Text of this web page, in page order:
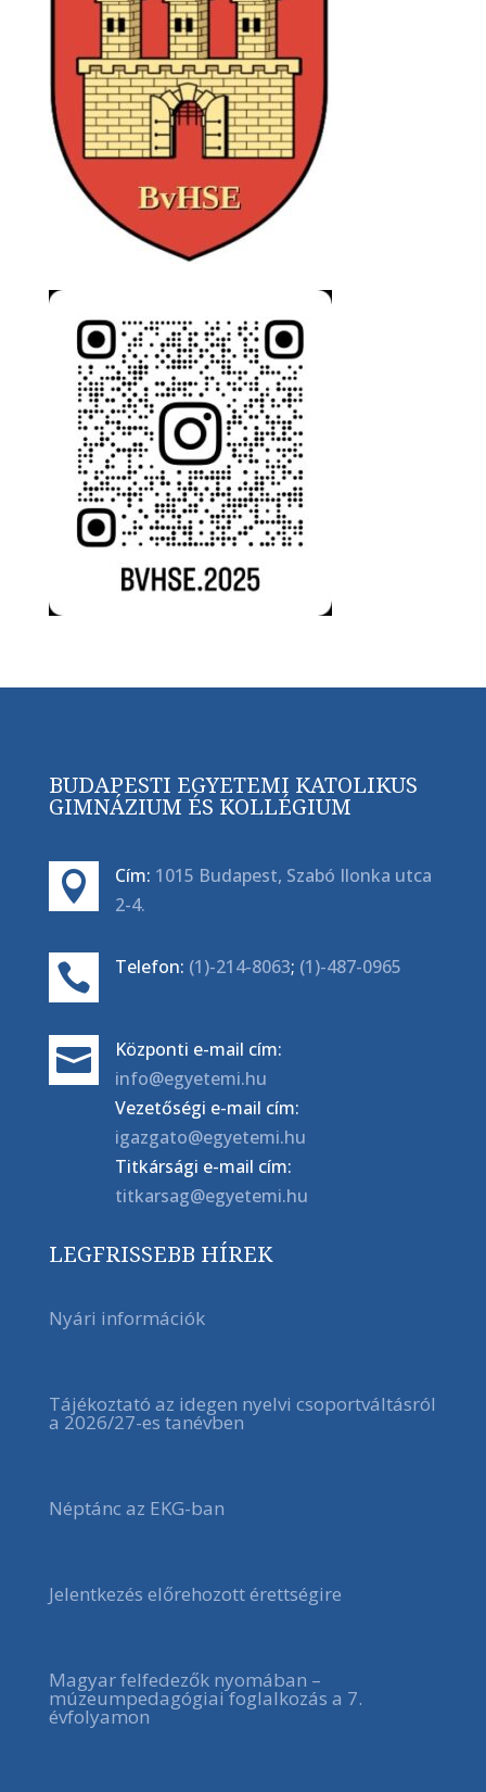
BUDAPESTI EGYETEMI KATOLIKUS
GIMNÁZIUM ÉS KOLLÉGIUM
 Cím: 1015 Budapest, Szabó Ilonka utca
2-4.
 Telefon: (1)-214-8063; (1)-487-0965

Központi e-mail cím:
info@egyetemi.hu
Vezetőségi e-mail cím:
igazgato@egyetemi.hu
Titkársági e-mail cím:
titkarsag@egyetemi.hu
LEGFRISSEBB HÍREK
Nyári információk
Tájékoztató az idegen nyelvi csoportváltásról
a 2026/27-es tanévben
Néptánc az EKG-ban
Jelentkezés előrehozott érettségire
Magyar felfedezők nyomában –
múzeumpedagógiai foglalkozás a 7.
évfolyamon